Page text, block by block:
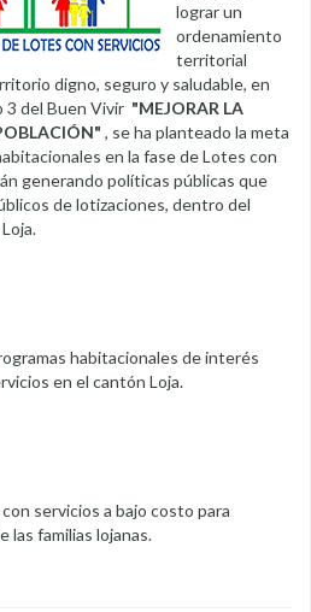
lograr un
ordenamiento
territorial
digno, seguro y saludable, en
3 del Buen Vivir "MEJORAR LA
, se ha planteado la meta
en la fase de Lotes con
generando políticas públicas que
de lotizaciones, dentro del
habitacionales de interés
en el cantón Loja.
servicios a bajo costo para
las familias lojanas.